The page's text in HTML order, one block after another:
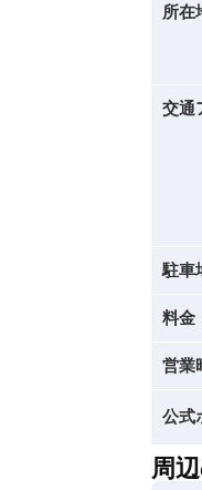
所在
交通
駐車
料金
営業
公式
周